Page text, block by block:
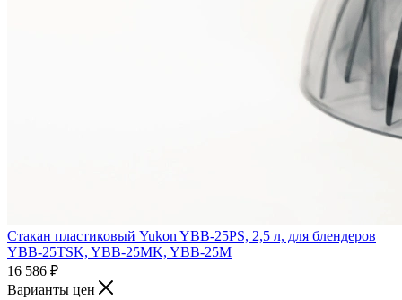
Стакан пластиковый Yukon YBB-25PS, 2,5 л, для блендеров
YBB-25TSK, YBB-25MK, YBB-25M
16 586 ₽
Варианты цен